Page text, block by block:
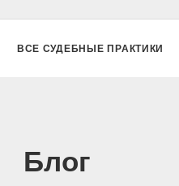
ВСЕ СУДЕБНЫЕ ПРАКТИКИ
Блог